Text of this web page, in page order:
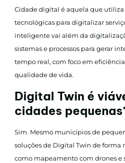
Cidade digital é aquela que
tecnológicas para digitalizar
inteligente vai além da
sistemas e processos para gerar
tempo real, com foco em
qualidade de vida.
Digital Twin é
cidades
Sim. Mesmo municípios de
soluções de Digital Twin de forma
como mapeamento com drones e